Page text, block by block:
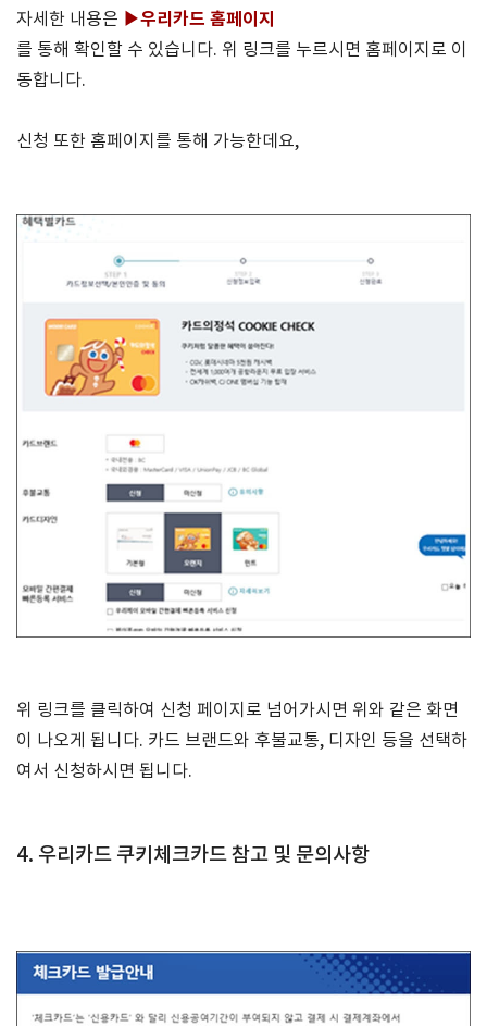
자세한 내용은 ▶우리카드 홈페이지
를 통해 확인할 수 있습니다. 위 링크를 누르시면 홈페이지로 이
동합니다.
신청 또한 홈페이지를 통해 가능한데요,
위 링크를 클릭하여 신청 페이지로 넘어가시면 위와 같은 화면
이 나오게 됩니다. 카드 브랜드와 후불교통, 디자인 등을 선택하
여서 신청하시면 됩니다.
4. 우리카드 쿠키 체크카드 참고 및 문의사항